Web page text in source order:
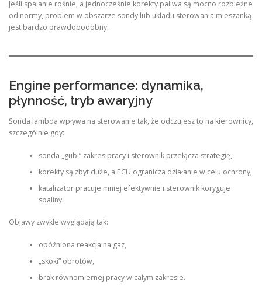
Jeśli spalanie rośnie, a jednocześnie korekty paliwa są mocno rozbieżne
od normy, problem w obszarze sondy lub układu sterowania mieszanką
jest bardzo prawdopodobny.
Engine performance: dynamika,
płynność, tryb awaryjny
Sonda lambda wpływa na sterowanie tak, że odczujesz to na kierownicy,
szczególnie gdy:
sonda „gubi” zakres pracy i sterownik przełącza strategię,
korekty są zbyt duże, a ECU ogranicza działanie w celu ochrony,
katalizator pracuje mniej efektywnie i sterownik koryguje
spaliny.
Objawy zwykle wyglądają tak:
opóźniona reakcja na gaz,
„skoki” obrotów,
brak równomiernej pracy w całym zakresie.